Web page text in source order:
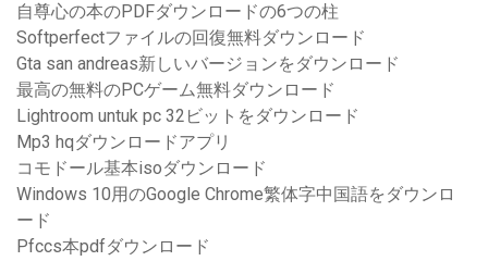
自尊心の本のPDFダウンロードの6つの柱
Softperfectファイルの回復無料ダウンロード
Gta san andreas新しいバージョンをダウンロード
最高の無料のPCゲーム無料ダウンロード
Lightroom untuk pc 32ビットをダウンロード
Mp3 hqダウンロードアプリ
コモドール基本isoダウンロード
Windows 10用のGoogle Chrome繁体字中国語をダウンロ
ード
Pfccs本pdfダウンロード